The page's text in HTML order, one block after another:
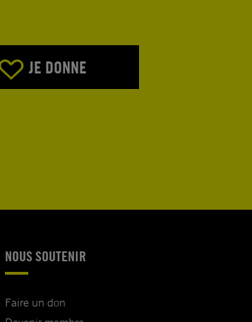
JE DONNE
NOUS SOUTENIR
Faire un don